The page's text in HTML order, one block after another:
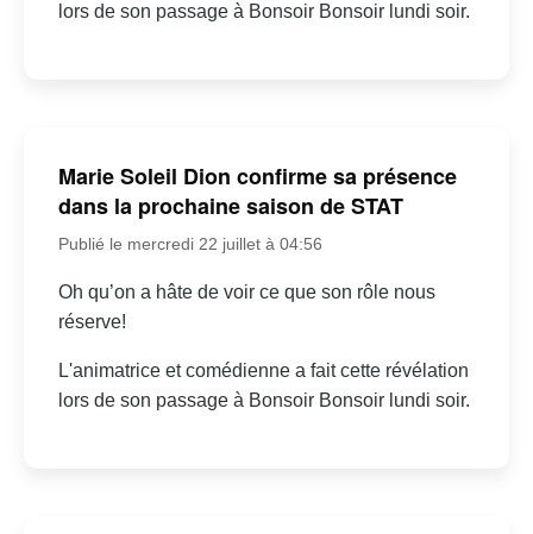
lors de son passage à Bonsoir Bonsoir lundi soir.
Marie Soleil Dion confirme sa présence
dans la prochaine saison de STAT
Publié le mercredi 22 juillet à 04:56
Oh qu’on a hâte de voir ce que son rôle nous
réserve!
L'animatrice et comédienne a fait cette révélation
lors de son passage à Bonsoir Bonsoir lundi soir.